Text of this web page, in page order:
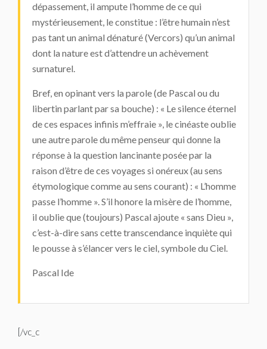
dépassement, il ampute l’homme de ce qui
mystérieusement, le constitue : l’être humain n’est
pas tant un animal dénaturé (Vercors) qu’un animal
dont la nature est d’attendre un achèvement
surnaturel.
Bref, en opinant vers la parole (de Pascal ou du
libertin parlant par sa bouche) : « Le silence éternel
de ces espaces infinis m’effraie », le cinéaste oublie
une autre parole du même penseur qui donne la
réponse à la question lancinante posée par la
raison d’être de ces voyages si onéreux (au sens
étymologique comme au sens courant) : « L’homme
passe l’homme ». S’il honore la misère de l’homme,
il oublie que (toujours) Pascal ajoute « sans Dieu »,
c’est-à-dire sans cette transcendance inquiète qui
le pousse à s’élancer vers le ciel, symbole du Ciel.
Pascal Ide
[/vc_c